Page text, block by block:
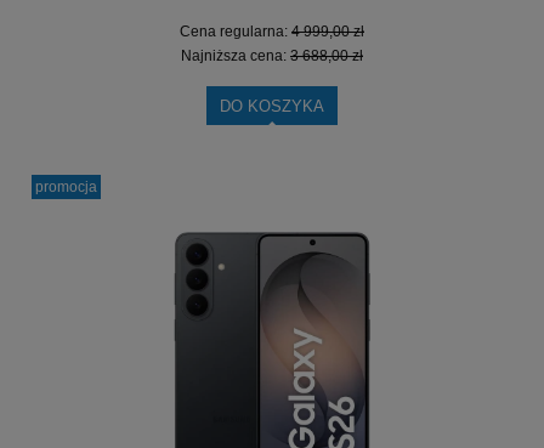
Cena regularna: 4 999,00 zł
Najniższa cena: 3 688,00 zł
DO KOSZYKA
promocja